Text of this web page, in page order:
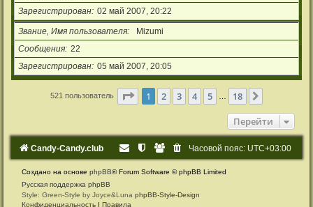
Зарегистрирован 02 май 2007, 20:22
Звание, Имя пользователя
Mizumi
Сообщения 22
Зарегистрирован 05 май 2007, 20:05
521 пользователь Страница из 18
1 2 3 4 5 18
Перейти
Candy-Candy.club Часовой пояс: UTC+03:00
Создано на основе phpBB® Forum Software © phpBB Limited
Русская поддержка phpBB
Style: Green-Style by Joyce&Luna phpBB-Style-Design
Конфиденциальность
Правила